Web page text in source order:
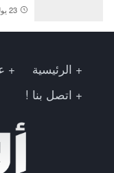
23 يوليو 2026
الرئيسية
اتصل بنا !